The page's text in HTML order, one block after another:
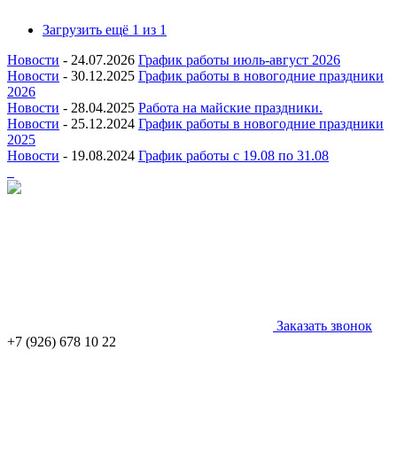
Загрузить ещё 1 из 1
Новости - 24.07.2026 График работы июль-август 2026
Новости - 30.12.2025 График работы в новогодние праздники
2026
Новости - 28.04.2025 Работа на майские праздники.
Новости - 25.12.2024 График работы в новогодние праздники
2025
Новости - 19.08.2024 График работы с 19.08 по 31.08
Заказать звонок
+7 (926) 678 10 22